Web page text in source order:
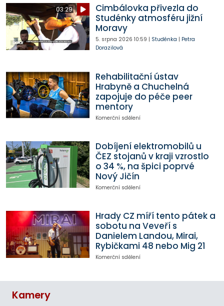
03:29
Cimbálovka přivezla do
Studénky atmosféru jižní
Moravy
5. srpna 2026 10:59 | Studénka | Petra
Dorazilová
Rehabilitační ústav
Hrabyně a Chuchelná
zapojuje do péče peer
mentory
Komerční sdělení
Dobíjení elektromobilů u
ČEZ stojanů v kraji vzrostlo
o 34 %, na špici poprvé
Nový Jičín
Komerční sdělení
Hrady CZ míří tento pátek a
sobotu na Veveří s
Danielem Landou, Mirai,
Rybičkami 48 nebo Mig 21
Komerční sdělení
Kamery